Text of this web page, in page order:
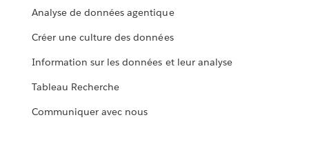
Analyse de données agentique
Créer une culture des données
Information sur les données et leur analyse
Tableau Recherche
Communiquer avec nous